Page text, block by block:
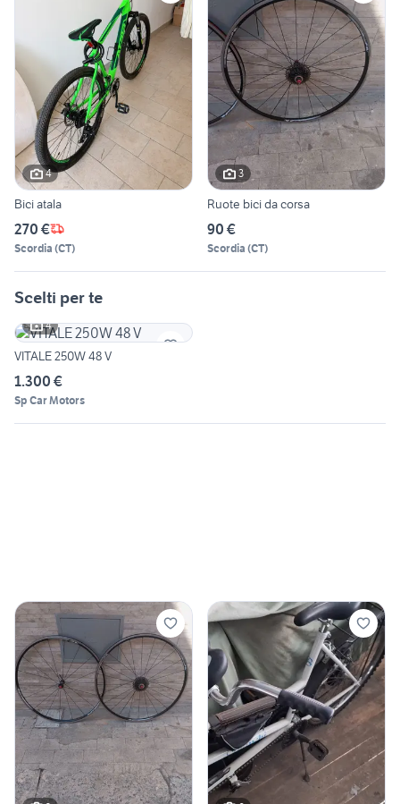
4
Bici atala
270 €
Scordia (CT)
3
Ruote bici da corsa
90 €
Scordia (CT)
Scelti per te
4
VITALE 250W 48 V
1.300 €
Sp Car Motors